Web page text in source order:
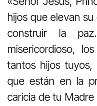
hijos que elevan
construir la
misericordioso,
tantos hijos tuyos,
que están en la
caricia de tu